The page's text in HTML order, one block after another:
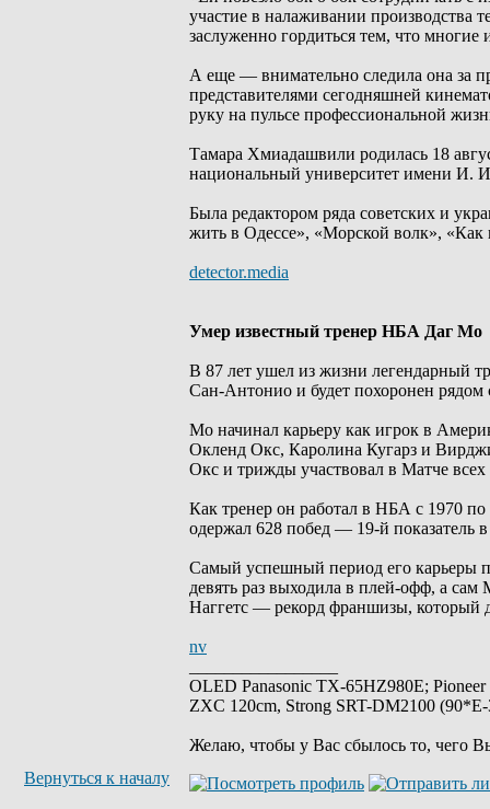
участие в налаживании производства
заслуженно гордиться тем, что
А еще — внимательно следила она за
представителями сегодняшней
руку на пульсе профессиональной
Тамара Хмиадашвили родилась 18
национальный университет имени И.
Была редактором ряда советских и
жить в Одессе», «Морской волк», «Как
detector.media
Умер известный тренер НБА Даг Мо
В 87 лет ушел из жизни легендарный
Сан-Антонио и будет похоронен
Мо начинал карьеру как игрок в
Окленд Окс, Каролина Кугарз и
Окс и трижды участвовал в Матче всех
Как тренер он работал в НБА с 1970
одержал 628 побед — 19-й показатель
Самый успешный период его карьеры
девять раз выходила в плей-офф, а
Наггетс — рекорд франшизы, который
nv
OLED Panasonic TX-65HZ980E;
ZXC 120cm, Strong SRT-DM2100
Желаю, чтобы у Вас сбылось то, чего
Вернуться к началу